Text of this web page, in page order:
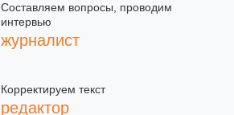
Составляем вопросы, проводим
интервью
журналист
Корректируем текст
редактор